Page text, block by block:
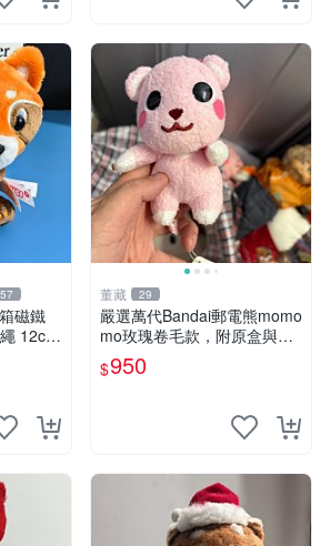
57
磁鐵
12cm
貓冰
董藏 29
嚴選萬代Bandai郵電熊momo
mo玫瑰卷毛款，附原盒與吊
牌，粉嫩可愛入手即柔軟～
玫瑰卷毛 郵電熊 正品
$950